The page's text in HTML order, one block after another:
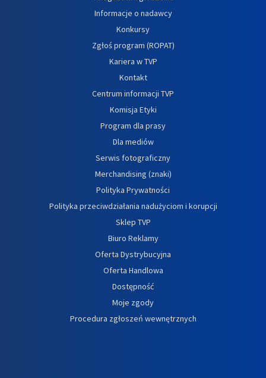
Informacje o nadawcy
Konkursy
Zgłoś program (ROPAT)
Kariera w TVP
Kontakt
Centrum informacji TVP
Komisja Etyki
Program dla prasy
Dla mediów
Serwis fotograficzny
Merchandising (znaki)
Polityka Prywatności
Polityka przeciwdziałania nadużyciom i korupcji
Sklep TVP
Biuro Reklamy
Oferta Dystrybucyjna
Oferta Handlowa
Dostępność
Moje zgody
Procedura zgłoszeń wewnętrznych